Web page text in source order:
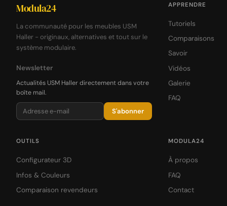
Modula24
La communauté pour les meubles USM
Haller - originaux, alternatives et tout sur le
système modulaire.
Newsletter
Actualités USM Haller directement dans votre
boîte mail.
S'abonner
APPRENDRE
Tutoriels
Comparaisons
Savoir
Vidéos
Galerie
FAQ
OUTILS
Configurateur 3D
Infos & Couleurs
Comparaison revendeurs
MODULA24
À propos
FAQ
Contact